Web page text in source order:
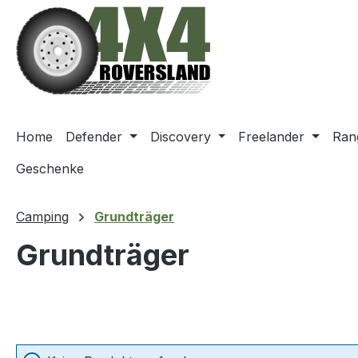
Hauptinhalt springen
Zur Suche springen
Zur Hauptnavigation springen
Home Defender Discovery Freelander
Geschenke
Camping Grundträger
Grundträger